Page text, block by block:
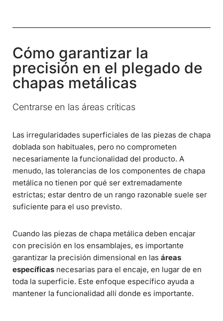
Cómo garantizar la
precisión en el plegado de
chapas metálicas
Centrarse en las áreas críticas
Las irregularidades superficiales de las piezas de chapa
doblada son habituales, pero no comprometen
necesariamente la funcionalidad del producto. A
menudo, las tolerancias de los componentes de chapa
metálica no tienen por qué ser extremadamente
estrictas; estar dentro de un rango razonable suele ser
suficiente para el uso previsto.
Cuando las piezas de chapa metálica deben encajar
con precisión en los ensamblajes, es importante
garantizar la precisión dimensional en las áreas
específicas necesarias para el encaje, en lugar de en
toda la superficie. Este enfoque específico ayuda a
mantener la funcionalidad allí donde es importante.